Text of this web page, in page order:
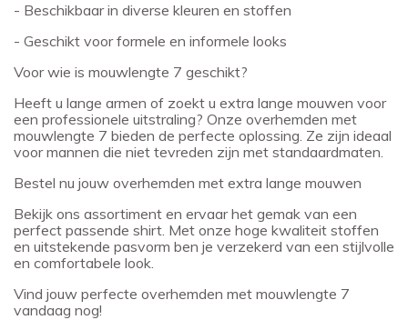
- Beschikbaar in diverse kleuren en stoffen
- Geschikt voor formele en informele looks
Voor wie is mouwlengte 7 geschikt?
Heeft u lange armen of zoekt u extra lange mouwen voor
een professionele uitstraling? Onze overhemden met
mouwlengte 7 bieden de perfecte oplossing. Ze zijn ideaal
voor mannen die niet tevreden zijn met standaardmaten.
Bestel nu jouw overhemden met extra lange mouwen
Bekijk ons assortiment en ervaar het gemak van een
perfect passende shirt. Met onze hoge kwaliteit stoffen
en uitstekende pasvorm ben je verzekerd van een stijlvolle
en comfortabele look.
Vind jouw perfecte overhemden met mouwlengte 7
vandaag nog!